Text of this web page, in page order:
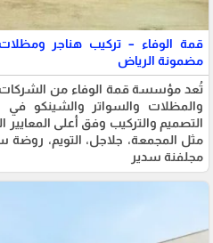
قمة الوفاء – تركيب هناجر
مضمونة الرياض
تُعد مؤسسة قمة الوفاء من الشركات
والمظلات والسواتر والشينكو
التصميم والتركيب وفق أعلى
مثل المجمعة، جلاجل، التويم،
مجلفنة سدير